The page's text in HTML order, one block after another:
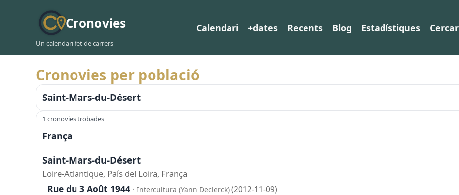
Cronovies
Un calendari fet de carrers
Calendari +dates Recents Blog Estadístiques Cercar
Cronovies per població
Saint-Mars-du-Désert
1 cronovies trobades
França
Saint-Mars-du-Désert
Loire-Atlantique, País del Loira, França
Rue du 3 Août 1944 · Intercultura (Yann Declerck) (2012-11-09)